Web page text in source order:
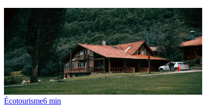
Écotourisme6 min